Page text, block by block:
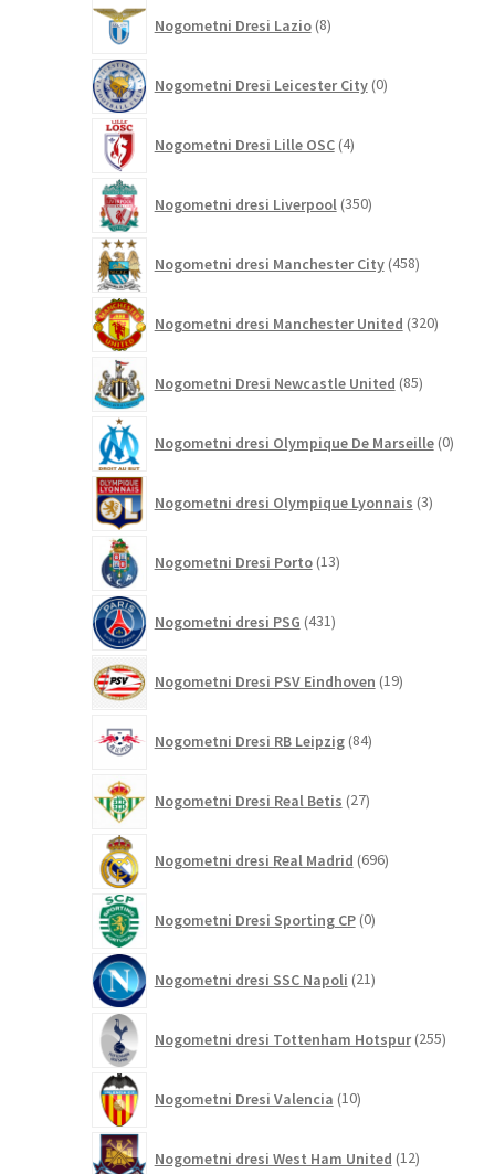
Nogometni Dresi Lazio 8izdelkov
Nogometni Dresi Leicester City 0izdelkov
Nogometni Dresi Lille OSC 4izdelki
Nogometni dresi Liverpool 350izdelkov
Nogometni dresi Manchester City 458izdelkov
Nogometni dresi Manchester United 320izdelkov
Nogometni Dresi Newcastle United 85izdelkov
Nogometni dresi Olympique De Marseille 0
Nogometni dresi Olympique Lyonnais 3izdelki
Nogometni Dresi Porto 13izdelkov
Nogometni dresi PSG 431izdelkov
Nogometni Dresi PSV Eindhoven 19izdelkov
Nogometni Dresi RB Leipzig 84izdelkov
Nogometni Dresi Real Betis 27izdelkov
Nogometni dresi Real Madrid 696izdelkov
Nogometni Dresi Sporting CP 0izdelkov
Nogometni dresi SSC Napoli 21izdelkov
Nogometni dresi Tottenham Hotspur 255
Nogometni Dresi Valencia 10izdelkov
Nogometni dresi West Ham United 12izdelkov